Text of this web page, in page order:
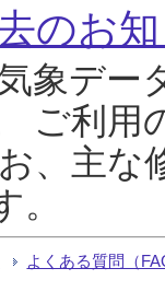
のお
象デー
ご利用
、主な
よくある質問（